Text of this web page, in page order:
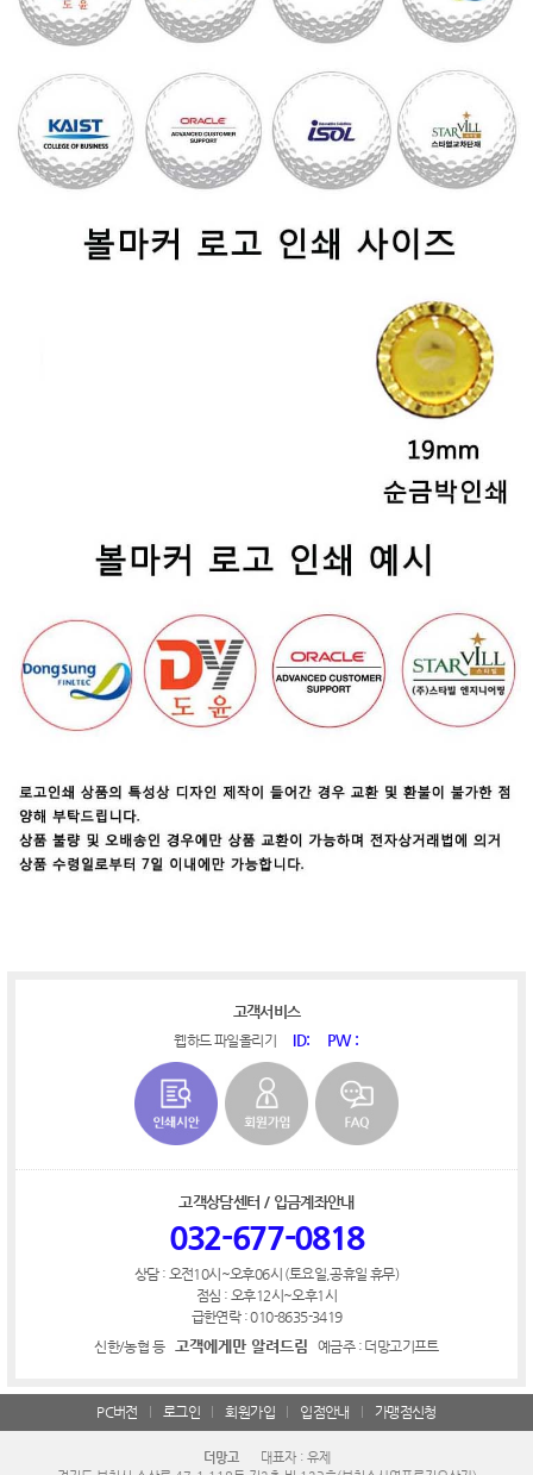
고객서비스
웹하드 파일올리기 ID: PW :
고객상담센터 / 입금계좌안내
032-677-0818
상담 : 오전10시~오후06시 (토요일,공휴일 휴무)
점심 : 오후12시~오후1시
급한연락 : 010-8635-3419
신한/농협 등
고객에게만 알려드림 예금주 : 더망고기프트
PC버전 로그인 회원가입 입점안내 가맹점신청
더망고
대표자 : 유제